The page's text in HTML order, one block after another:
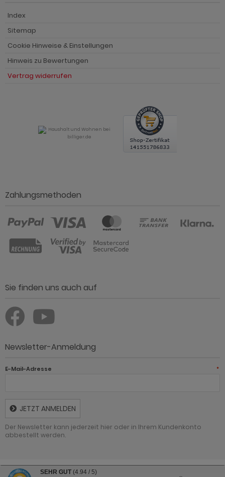
Index
Sitemap
Cookie Hinweise & Einstellungen
Hinweis zu Bewertungen
Vertrag widerrufen
Zahlungsmethoden
Sie finden uns auch auf
Newsletter-Anmeldung
E-Mail-Adresse *
JETZT ANMELDEN
Der Newsletter kann jederzeit hier oder in Ihrem Kundenkonto
abbestellt werden.
Günstig Einrichten - Möbel online kaufen und sparen © 2026 | Template ©
SEHR GUT (4.94 / 5)